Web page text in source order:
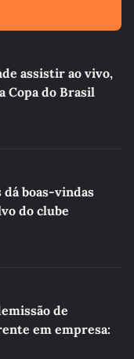
assistir ao vivo,
Copa do Brasil
dá boas-vindas
do clube
de
em empresa: